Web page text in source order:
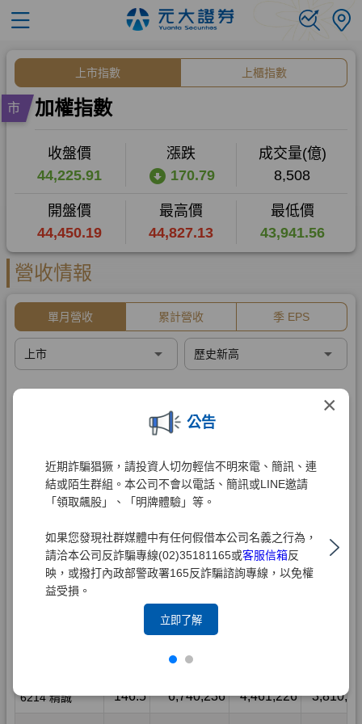
×
公告
近期詐騙猖獗，請投資人切勿輕信不明來電、簡訊、連
結或陌生群組。本公司不會以電話、簡訊或LINE邀請
「領取飆股」、「明牌體驗」等。
如果您發現社群媒體中有任何假借本公司名義之行為，
請洽本公司反詐騙專線(02)35181165或客服信箱反
映，或撥打內政部警政署165反詐騙諮詢專線，以免權
益受損。
立即了解